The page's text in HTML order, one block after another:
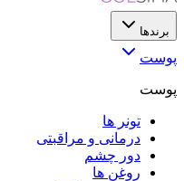
برندها
پوست
پوست
تونر ها
درمانی و مراقبتی
دور چشم
روغن ها